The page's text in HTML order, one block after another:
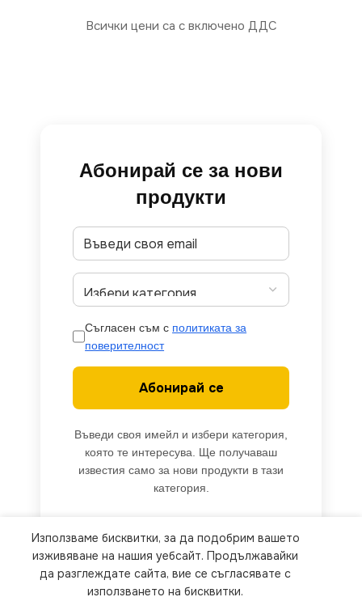
Всички цени са с включено ДДС
Абонирай се за нови
продукти
Съгласен съм с политиката за
поверителност
Абонирай се
Въведи своя имейл и избери категория,
която те интересува. Ще получаваш
известия само за нови продукти в тази
категория.
We use cookies to improve your experience on our
website. By browsing this website, you agree to
our use of cookies.
Използваме бисквитки, за да подобрим вашето
изживяване на нашия уебсайт. Продължавайки
да разглеждате сайта, вие се съгласявате с
използването на бисквитки.